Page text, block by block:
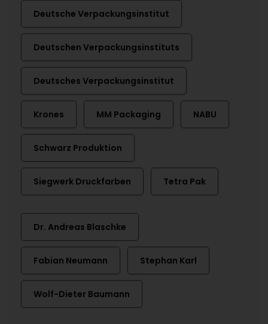
Deutsche Verpackungsinstitut
Deutschen Verpackungsinstituts
Deutsches Verpackungsinstitut
Krones MM Packaging NABU
Schwarz Produktion
Siegwerk Druckfarben Tetra Pak
Dr. Andreas Blaschke
Fabian Neumann Stephan Karl
Wolf-Dieter Baumann